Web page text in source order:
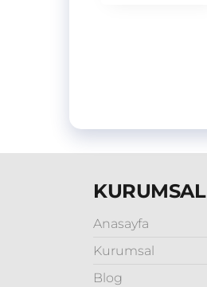
KURUMSAL
Anasayfa
Kurumsal
Blog